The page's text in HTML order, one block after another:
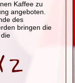
Kaffee zu
angeboten.
des
bringen die